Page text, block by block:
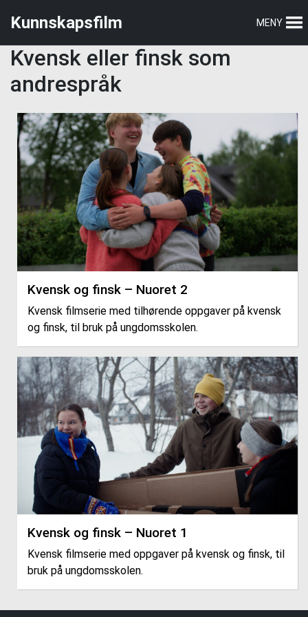
til
til
Kunnskapsfilm MENY
Kvensk eller finsk som
andrespråk
Kvensk og finsk – Nuoret 2
Kvensk filmserie med tilhørende oppgaver på kvensk
og finsk, til bruk på ungdomsskolen.
Kvensk og finsk – Nuoret 1
Kvensk filmserie med oppgaver på kvensk og finsk, til
bruk på ungdomsskolen.